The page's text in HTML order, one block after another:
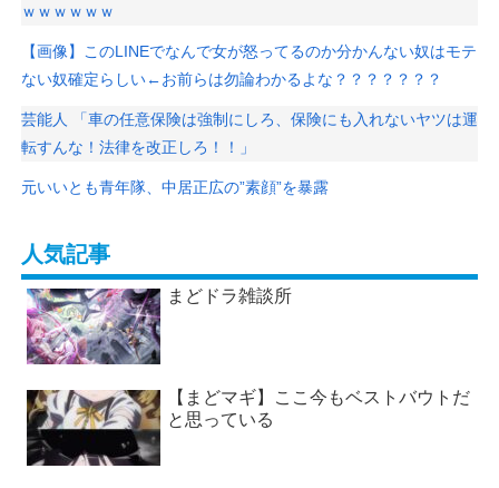
ｗｗｗｗｗｗ
【画像】このLINEでなんで女が怒ってるのか分かんない奴はモテ
ない奴確定らしい←お前らは勿論わかるよな？？？？？？？
芸能人 「車の任意保険は強制にしろ、保険にも入れないヤツは運
転すんな！法律を改正しろ！！」
元いいとも青年隊、中居正広の”素顔”を暴露
人気記事
まどドラ雑談所
【まどマギ】ここ今もベストバウトだ
と思っている